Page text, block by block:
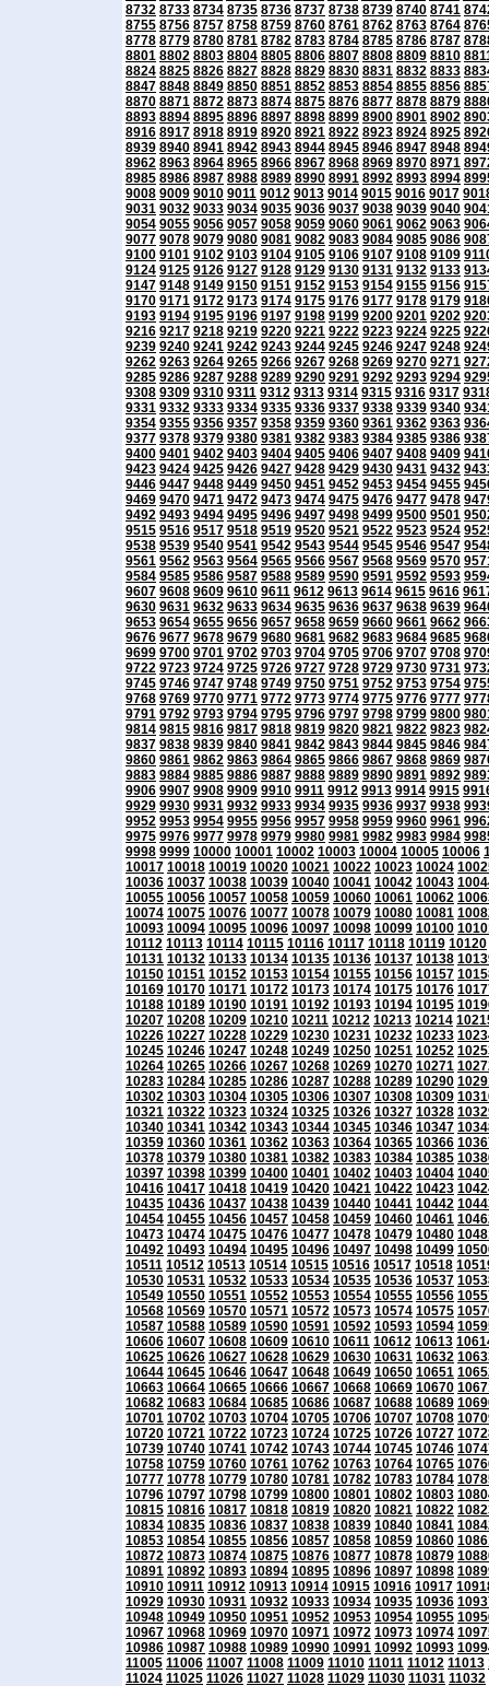
8732 8733 8734 8735 8736 8737 8738 8739 8740 8741
8755 8756 8757 8758 8759 8760 8761 8762 8763 8764
8778 8779 8780 8781 8782 8783 8784 8785 8786 8787
8801 8802 8803 8804 8805 8806 8807 8808 8809 8810
8824 8825 8826 8827 8828 8829 8830 8831 8832 8833
8847 8848 8849 8850 8851 8852 8853 8854 8855 8856
8870 8871 8872 8873 8874 8875 8876 8877 8878 8879
8893 8894 8895 8896 8897 8898 8899 8900 8901 8902
8916 8917 8918 8919 8920 8921 8922 8923 8924 8925
8939 8940 8941 8942 8943 8944 8945 8946 8947 8948
8962 8963 8964 8965 8966 8967 8968 8969 8970 8971
8985 8986 8987 8988 8989 8990 8991 8992 8993 8994
9008 9009 9010 9011 9012 9013 9014 9015 9016 9017
9031 9032 9033 9034 9035 9036 9037 9038 9039 9040
9054 9055 9056 9057 9058 9059 9060 9061 9062 9063
9077 9078 9079 9080 9081 9082 9083 9084 9085 9086
9100 9101 9102 9103 9104 9105 9106 9107 9108 9109
9124 9125 9126 9127 9128 9129 9130 9131 9132 9133
9147 9148 9149 9150 9151 9152 9153 9154 9155 9156
9170 9171 9172 9173 9174 9175 9176 9177 9178 9179
9193 9194 9195 9196 9197 9198 9199 9200 9201 9202
9216 9217 9218 9219 9220 9221 9222 9223 9224 9225
9239 9240 9241 9242 9243 9244 9245 9246 9247 9248
9262 9263 9264 9265 9266 9267 9268 9269 9270 9271
9285 9286 9287 9288 9289 9290 9291 9292 9293 9294
9308 9309 9310 9311 9312 9313 9314 9315 9316 9317
9331 9332 9333 9334 9335 9336 9337 9338 9339 9340
9354 9355 9356 9357 9358 9359 9360 9361 9362 9363
9377 9378 9379 9380 9381 9382 9383 9384 9385 9386
9400 9401 9402 9403 9404 9405 9406 9407 9408 9409
9423 9424 9425 9426 9427 9428 9429 9430 9431 9432
9446 9447 9448 9449 9450 9451 9452 9453 9454 9455
9469 9470 9471 9472 9473 9474 9475 9476 9477 9478
9492 9493 9494 9495 9496 9497 9498 9499 9500 9501
9515 9516 9517 9518 9519 9520 9521 9522 9523 9524
9538 9539 9540 9541 9542 9543 9544 9545 9546 9547
9561 9562 9563 9564 9565 9566 9567 9568 9569 9570
9584 9585 9586 9587 9588 9589 9590 9591 9592 9593
9607 9608 9609 9610 9611 9612 9613 9614 9615 9616
9630 9631 9632 9633 9634 9635 9636 9637 9638 9639
9653 9654 9655 9656 9657 9658 9659 9660 9661 9662
9676 9677 9678 9679 9680 9681 9682 9683 9684 9685
9699 9700 9701 9702 9703 9704 9705 9706 9707 9708
9722 9723 9724 9725 9726 9727 9728 9729 9730 9731
9745 9746 9747 9748 9749 9750 9751 9752 9753 9754
9768 9769 9770 9771 9772 9773 9774 9775 9776 9777
9791 9792 9793 9794 9795 9796 9797 9798 9799 9800
9814 9815 9816 9817 9818 9819 9820 9821 9822 9823
9837 9838 9839 9840 9841 9842 9843 9844 9845 9846
9860 9861 9862 9863 9864 9865 9866 9867 9868 9869
9883 9884 9885 9886 9887 9888 9889 9890 9891 9892
9906 9907 9908 9909 9910 9911 9912 9913 9914 9915
9929 9930 9931 9932 9933 9934 9935 9936 9937 9938
9952 9953 9954 9955 9956 9957 9958 9959 9960 9961
9975 9976 9977 9978 9979 9980 9981 9982 9983 9984
9998 9999 10000 10001 10002 10003 10004 10005 10006
10017 10018 10019 10020 10021 10022 10023 10024
10036 10037 10038 10039 10040 10041 10042 10043
10055 10056 10057 10058 10059 10060 10061 10062
10074 10075 10076 10077 10078 10079 10080 10081
10093 10094 10095 10096 10097 10098 10099 10100
10112 10113 10114 10115 10116 10117 10118 10119 10120
10131 10132 10133 10134 10135 10136 10137 10138
10150 10151 10152 10153 10154 10155 10156 10157
10169 10170 10171 10172 10173 10174 10175 10176
10188 10189 10190 10191 10192 10193 10194 10195
10207 10208 10209 10210 10211 10212 10213 10214
10226 10227 10228 10229 10230 10231 10232 10233
10245 10246 10247 10248 10249 10250 10251 10252
10264 10265 10266 10267 10268 10269 10270 10271
10283 10284 10285 10286 10287 10288 10289 10290
10302 10303 10304 10305 10306 10307 10308 10309
10321 10322 10323 10324 10325 10326 10327 10328
10340 10341 10342 10343 10344 10345 10346 10347
10359 10360 10361 10362 10363 10364 10365 10366
10378 10379 10380 10381 10382 10383 10384 10385
10397 10398 10399 10400 10401 10402 10403 10404
10416 10417 10418 10419 10420 10421 10422 10423
10435 10436 10437 10438 10439 10440 10441 10442
10454 10455 10456 10457 10458 10459 10460 10461
10473 10474 10475 10476 10477 10478 10479 10480
10492 10493 10494 10495 10496 10497 10498 10499
10511 10512 10513 10514 10515 10516 10517 10518
10530 10531 10532 10533 10534 10535 10536 10537
10549 10550 10551 10552 10553 10554 10555 10556
10568 10569 10570 10571 10572 10573 10574 10575
10587 10588 10589 10590 10591 10592 10593 10594
10606 10607 10608 10609 10610 10611 10612 10613
10625 10626 10627 10628 10629 10630 10631 10632
10644 10645 10646 10647 10648 10649 10650 10651
10663 10664 10665 10666 10667 10668 10669 10670
10682 10683 10684 10685 10686 10687 10688 10689
10701 10702 10703 10704 10705 10706 10707 10708
10720 10721 10722 10723 10724 10725 10726 10727
10739 10740 10741 10742 10743 10744 10745 10746
10758 10759 10760 10761 10762 10763 10764 10765
10777 10778 10779 10780 10781 10782 10783 10784
10796 10797 10798 10799 10800 10801 10802 10803
10815 10816 10817 10818 10819 10820 10821 10822
10834 10835 10836 10837 10838 10839 10840 10841
10853 10854 10855 10856 10857 10858 10859 10860
10872 10873 10874 10875 10876 10877 10878 10879
10891 10892 10893 10894 10895 10896 10897 10898
10910 10911 10912 10913 10914 10915 10916 10917
10929 10930 10931 10932 10933 10934 10935 10936
10948 10949 10950 10951 10952 10953 10954 10955
10967 10968 10969 10970 10971 10972 10973 10974
10986 10987 10988 10989 10990 10991 10992 10993
11005 11006 11007 11008 11009 11010 11011 11012 11013
11024 11025 11026 11027 11028 11029 11030 11031 11032